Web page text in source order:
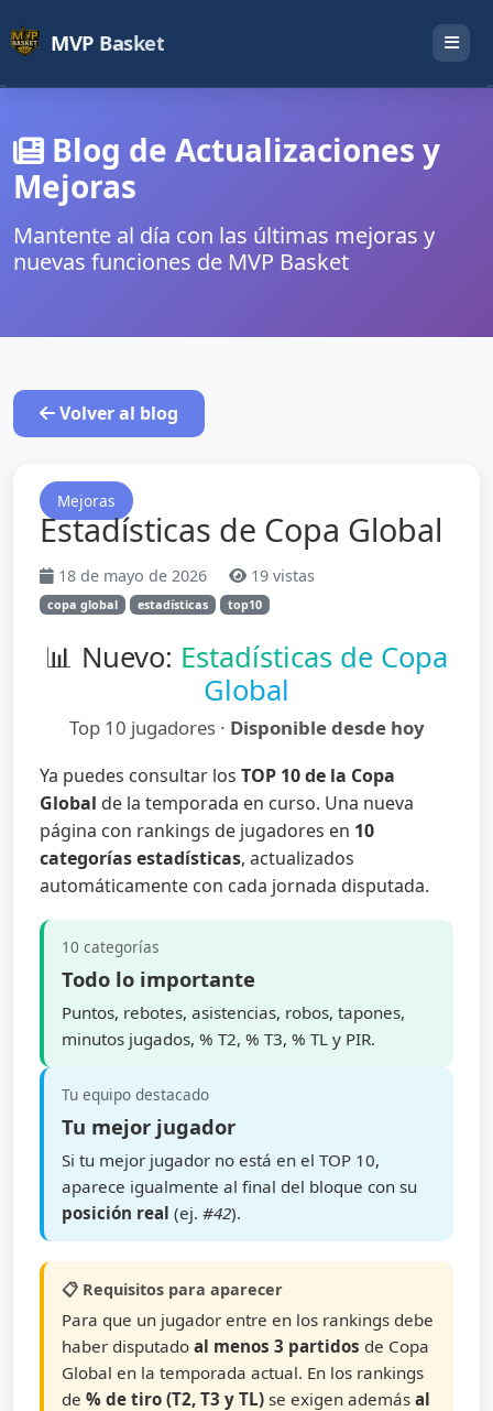
MVP Basket
Blog de Actualizaciones y
Mejoras
Mantente al día con las últimas mejoras y
nuevas funciones de MVP Basket
Volver al blog
Mejoras
Estadísticas de Copa Global
18 de mayo de 2026 19 vistas
copa global estadísticas top10
📊 Nuevo: Estadísticas de Copa
Global
Top 10 jugadores · Disponible desde hoy
Ya puedes consultar los TOP 10 de la Copa
Global de la temporada en curso. Una nueva
página con rankings de jugadores en 10
categorías estadísticas, actualizados
automáticamente con cada jornada disputada.
10 categorías
Todo lo importante
Puntos, rebotes, asistencias, robos, tapones,
minutos jugados, % T2, % T3, % TL y PIR.
Tu equipo destacado
Tu mejor jugador
Si tu mejor jugador no está en el TOP 10,
aparece igualmente al final del bloque con su
posición real (ej. #42).
📋 Requisitos para aparecer
Para que un jugador entre en los rankings debe
haber disputado al menos 3 partidos de Copa
Global en la temporada actual. En los rankings
de % de tiro (T2, T3 y TL) se exigen además al